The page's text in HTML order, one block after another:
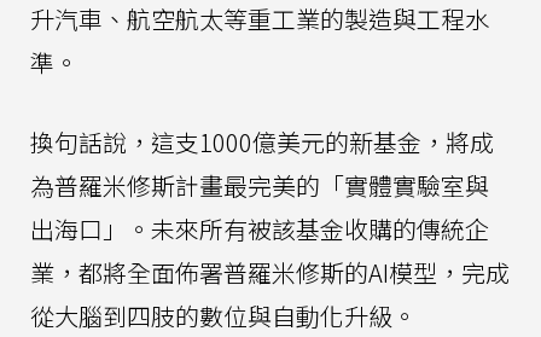
升汽車、航空航太等重工業的製造與工程水
準。
換句話說，這支1000億美元的新基金，將成
為普羅米修斯計畫最完美的「實體實驗室與
出海口」。未來所有被該基金收購的傳統企
業，都將全面佈署普羅米修斯的AI模型，完成
從大腦到四肢的數位與自動化升級。